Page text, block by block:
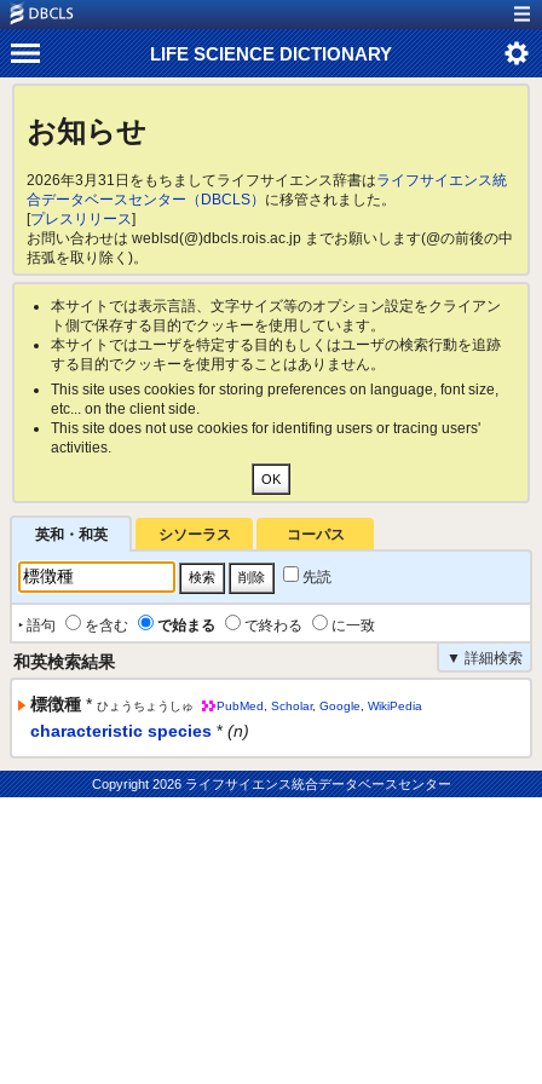
LIFE SCIENCE DICTIONARY
お知らせ
2026年3月31日をもちましてライフサイエンス辞書はライフサイエンス統
合データベースセンター（DBCLS） に移管されました。
[プレスリリース]
お問い合わせは weblsd(@)dbcls.rois.ac.jp までお願いします(@の前後の中
括弧を取り除く)。
本サイトでは表示言語、文字サイズ等のオプション設定をクライアン
ト側で保存する目的でクッキーを使用しています。
本サイトではユーザを特定する目的もしくはユーザの検索行動を追跡
する目的でクッキーを使用することはありません。
This site uses cookies for storing preferences on language, font size,
etc... on the client side.
This site does not use cookies for identifing users or tracing users'
activities.
英和・和英 シソーラス コーパス
先読
‣ 語句 を含む で始まる で終わる
に一致
▼ 詳細検索
和英検索結果
標徴種 * ひょうちょうしゅ PubMed Scholar, Google WikiPedia
characteristic species * (n)
Copyright2026 ライフサイエンス統合データベースセンター